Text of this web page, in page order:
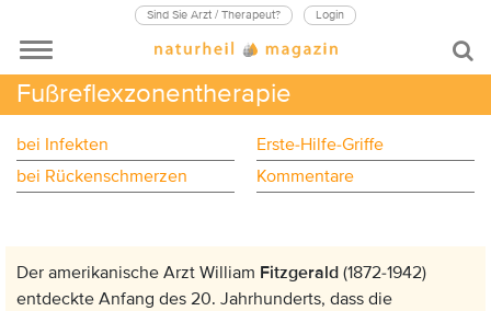
Sind Sie Arzt / Therapeut? Login
Fußreflexzonentherapie
bei Infekten
Erste-Hilfe-Griffe
bei Rückenschmerzen
Kommentare
Der amerikanische Arzt William Fitzgerald (1872-1942)
entdeckte Anfang des 20. Jahrhunderts, dass die